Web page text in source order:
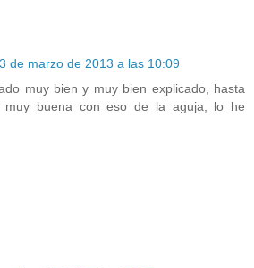
de marzo de 2013 a las 10:09
muy bien y muy bien explicado, hasta
buena con eso de la aguja, lo he